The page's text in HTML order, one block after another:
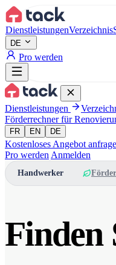
Aller au contenu principal
DienstleistungenVerzeichnis
DE
Pro werden
Dienstleistungen
Förderrechner für
FR EN DE
Kostenloses Angebot
Pro werden Anmelden
Handwerker
Finden